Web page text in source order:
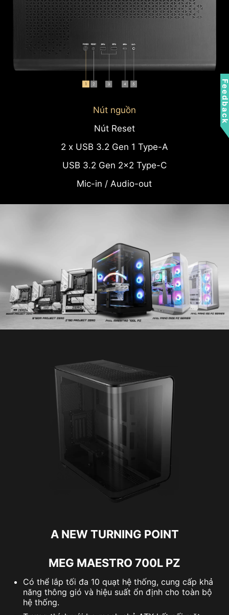
Nút nguồn
Nút Reset
2 x USB 3.2 Gen 1 Type-A
USB 3.2 Gen 2x2 Type-C
Mic-in / Audio-out
A NEW TURNING POINT
MEG MAESTRO 700L PZ
Có thể lắp tối đa 10 quạt hệ thống, cung cấp khả
năng thông gió và hiệu suất ổn định cho toàn bộ
hệ thống.